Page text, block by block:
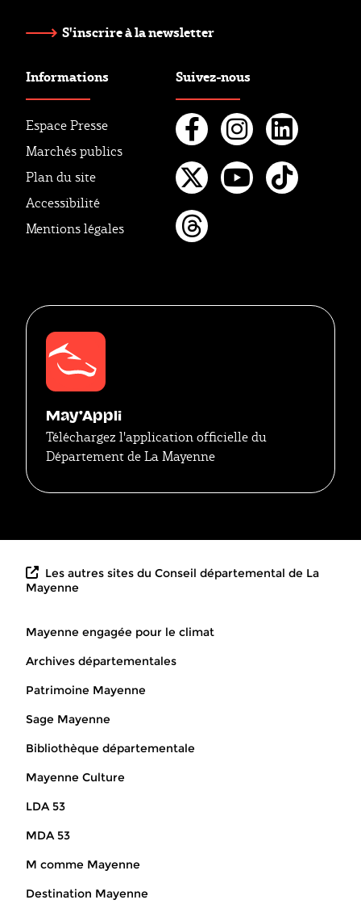
S'inscrire à la newsletter
Informations
Espace Presse
Marchés publics
Plan du site
Accessibilité
Mentions légales
Suivez-nous
Facebook
Twitter
May'Appli
Téléchargez l'application officielle du
Département de La Mayenne
Les autres sites du Conseil départemental de La
Mayenne
Mayenne engagée pour le climat
Archives départementales
Patrimoine Mayenne
Sage Mayenne
Bibliothèque départementale
Mayenne Culture
LDA 53
MDA 53
M comme Mayenne
Destination Mayenne